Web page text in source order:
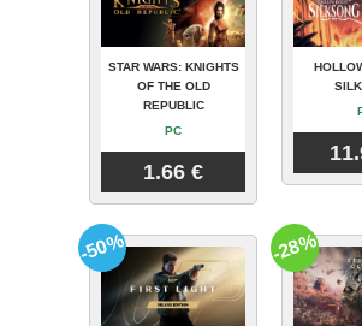
STAR WARS: KNIGHTS
OF THE OLD
REPUBLIC
PC
1.66 €
-50% -28%